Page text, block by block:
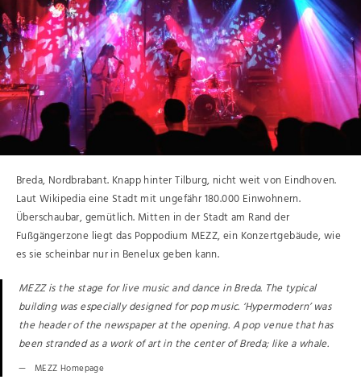
Breda, Nordbrabant. Knapp hinter Tilburg, nicht weit von Eindhoven.
Laut Wikipedia eine Stadt mit ungefähr 180.000 Einwohnern.
Überschaubar, gemütlich. Mitten in der Stadt am Rand der
Fußgängerzone liegt das Poppodium MEZZ, ein Konzertgebäude, wie
es sie scheinbar nur in Benelux geben kann.
MEZZ is the stage for live music and dance in Breda. The typical
building was especially designed for pop music. ‘Hypermodern’ was
the header of the newspaper at the opening. A pop venue that has
been stranded as a work of art in the center of Breda; like a whale.
MEZZ Homepage